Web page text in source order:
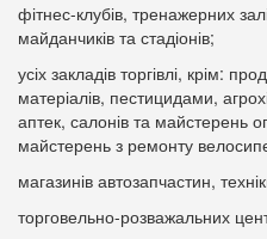
фітнес-клубів, тренажерних
майданчиків та стадіонів;
усіх закладів торгівлі, крім:
матеріалів, пестицидами,
аптек, салонів та майстерень
майстерень з ремонту
магазинів автозапчастин,
торговельно-розважальних